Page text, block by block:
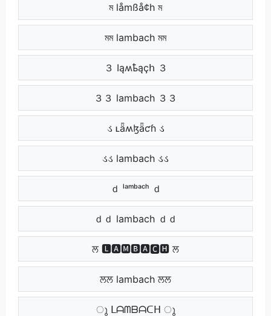
ম låmßå¢h ম
মম lambach মম
３ Ӏąʍҍąçհ ３
３３ lambach ３３
ડ ʟǟʍɮǟƈɦ ડ
ડડ lambach ડડ
ｄ ˡᵃᵐᵇᵃᶜʰ ｄ
ｄｄ lambach ｄｄ
ਲ 🅻🅰🅼🅱🅰🅲🅷 ਲ
ਲਲ lambach ਲਲ
ു ᒪᗩᗰᗷᗩᑕᕼ ു